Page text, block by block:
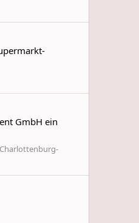
GmbH ein
Charlottenburg-